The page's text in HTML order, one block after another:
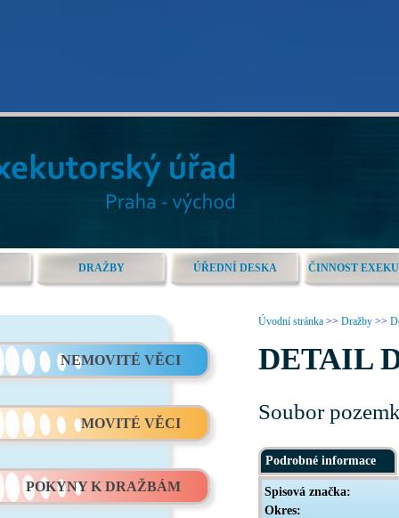
DRAŽBY ÚŘEDNÍ DESKA ČINNOST
NEMOVITÉ VĚCI
MOVITÉ VĚCI
POKYNY K DRAŽBÁM
Úvodní stránka >> Dražby >>
DETAIL
Soubor
Podrobné informace
Spisová značka:
Okres: